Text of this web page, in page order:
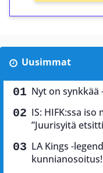
Uusimmat
Nyt on synkkää
IS: HIFK:ssa
”Juurisyitä
LA Kings -
kunnianosoitus!